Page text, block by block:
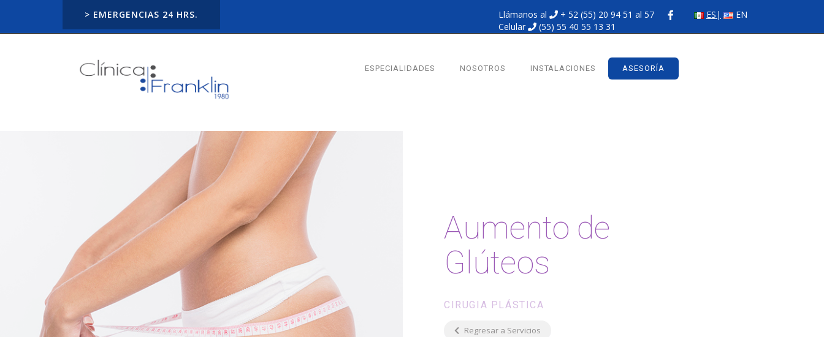
> EMERGENCIAS 24 HRS. Llámanos al
+ 52 (55) 20 94 51 al 57
Celular
(55) 55 40 55 13 31
ES EN
ESPECIALIDADES NOSOTROS INSTALACIONES ASESORÍA
Aumento de
Glúteos
CIRUGIA PLÁSTICA
Regresar a Servicios